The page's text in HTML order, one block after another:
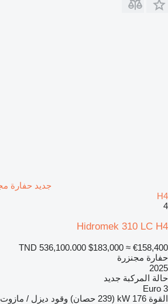
H4
4
Hidromek 310 LC H4
TND 536,100.000 $183,000 ≈ €158,400
حفارة مجنزرة
2025
حالة المركبة جديد
Euro 3
القوة 176 kW (239 حصان) وقود ديزل / مازوت